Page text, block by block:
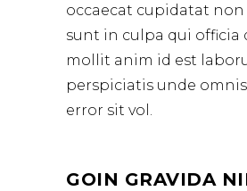
occaecat cupidatat
sunt in culpa qui officia
mollit anim id est
perspiciatis unde
error sit vol.
GOIN GRAVIDA